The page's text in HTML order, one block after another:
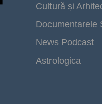
Cultură și
Documentarele
News Podcast
Astrologica